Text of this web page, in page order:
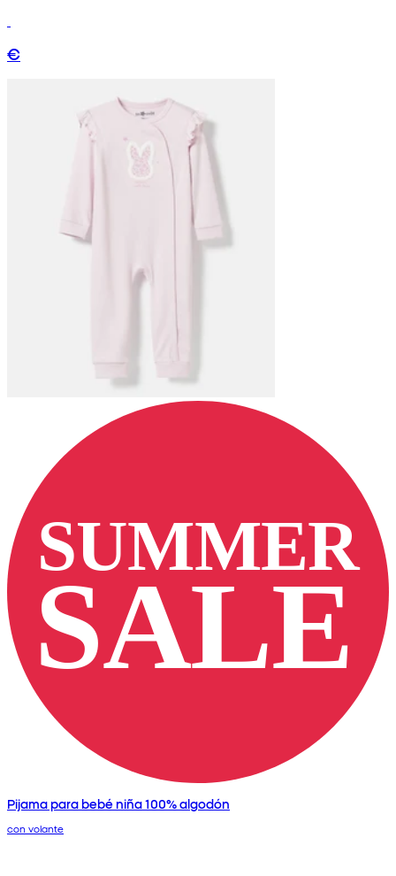
€
Pijama para bebé niña 100% algodón
con volante